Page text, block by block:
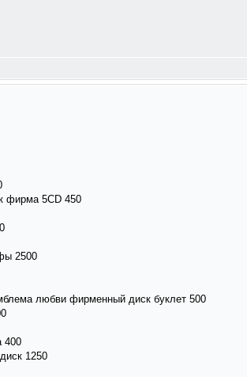
фирма 5CD 450
2500
любви фирменный диск буклет 500
400
1250